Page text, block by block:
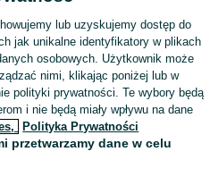
Kup
lub uzyskujemy dostęp do
jak unikalne identyfikatory w plikach
osobowych. Użytkownik może
nimi, klikając poniżej lub w
polityki prywatności. Te wybory będą
i nie będą miały wpływu na dane
Polityka Prywatności
przetwarzamy dane w celu